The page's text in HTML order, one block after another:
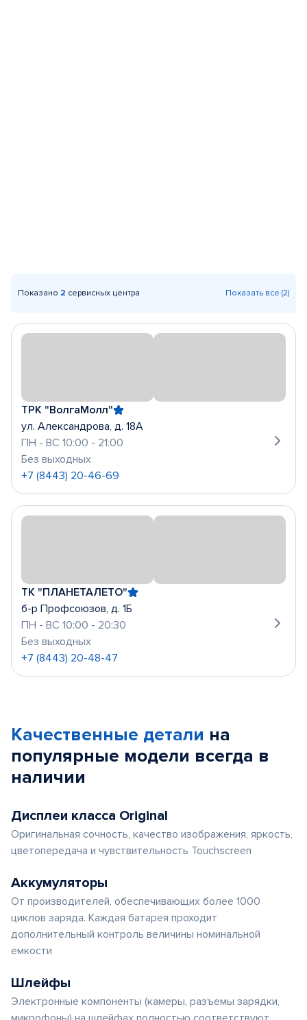
Показано 2 сервисных центра Показать все (2)
ТРК "ВолгаМолл"
ул. Александрова, д. 18А
ПН - ВС 10:00 - 21:00
Без выходных
+7 (8443) 20-46-69
ТК "ПЛАНЕТАЛЕТО"
б-р Профсоюзов, д. 1Б
ПН - ВС 10:00 - 20:30
Без выходных
+7 (8443) 20-48-47
Качественные детали на
популярные модели всегда в
наличии
Дисплеи класса Original
Оригинальная сочность, качество изображения, яркость,
цветопередача и чувствительность Touchscreen
Аккумуляторы
От производителей, обеспечивающих более 1000
циклов заряда. Каждая батарея проходит
дополнительный контроль величины номинальной
емкости
Шлейфы
Электронные компоненты (камеры, разъемы зарядки,